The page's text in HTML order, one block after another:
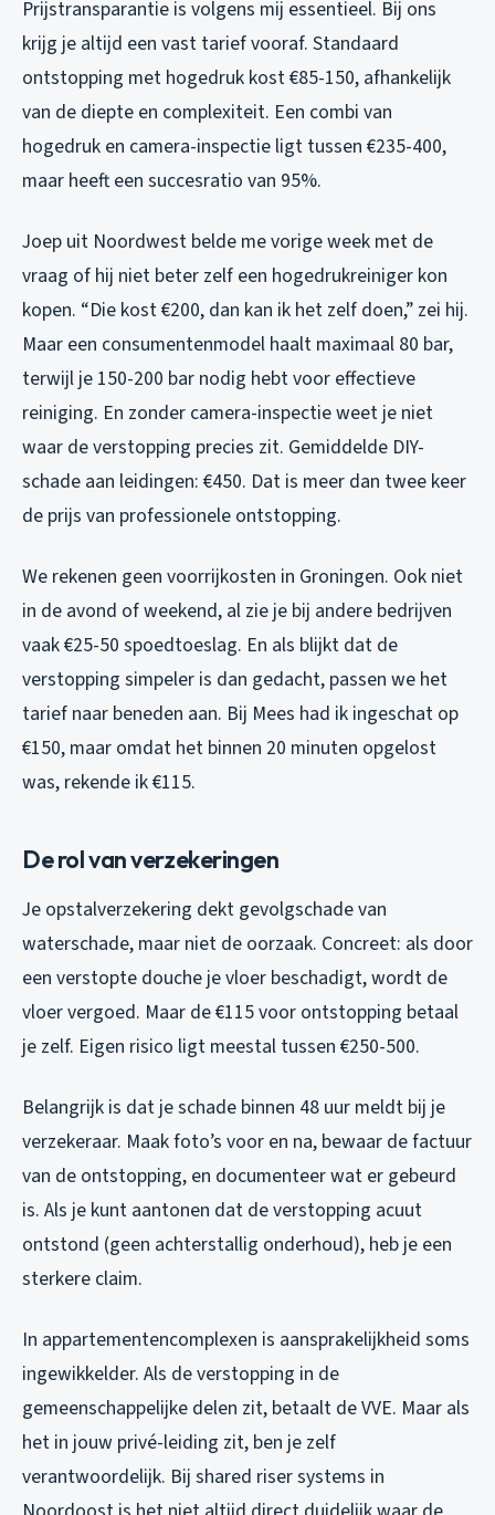
Prijstransparantie is volgens mij essentieel. Bij ons
krijg je altijd een vast tarief vooraf. Standaard
ontstopping met hogedruk kost €85-150, afhankelijk
van de diepte en complexiteit. Een combi van
hogedruk en camera-inspectie ligt tussen €235-400,
maar heeft een succesratio van 95%.
Joep uit Noordwest belde me vorige week met de
vraag of hij niet beter zelf een hogedrukreiniger kon
kopen. “Die kost €200, dan kan ik het zelf doen,” zei hij.
Maar een consumentenmodel haalt maximaal 80 bar,
terwijl je 150-200 bar nodig hebt voor effectieve
reiniging. En zonder camera-inspectie weet je niet
waar de verstopping precies zit. Gemiddelde DIY-
schade aan leidingen: €450. Dat is meer dan twee keer
de prijs van professionele ontstopping.
We rekenen geen voorrijkosten in Groningen. Ook niet
in de avond of weekend, al zie je bij andere bedrijven
vaak €25-50 spoedtoeslag. En als blijkt dat de
verstopping simpeler is dan gedacht, passen we het
tarief naar beneden aan. Bij Mees had ik ingeschat op
€150, maar omdat het binnen 20 minuten opgelost
was, rekende ik €115.
De rol van verzekeringen
Je opstalverzekering dekt gevolgschade van
waterschade, maar niet de oorzaak. Concreet: als door
een verstopte douche je vloer beschadigt, wordt de
vloer vergoed. Maar de €115 voor ontstopping betaal
je zelf. Eigen risico ligt meestal tussen €250-500.
Belangrijk is dat je schade binnen 48 uur meldt bij je
verzekeraar. Maak foto’s voor en na, bewaar de factuur
van de ontstopping, en documenteer wat er gebeurd
is. Als je kunt aantonen dat de verstopping acuut
ontstond (geen achterstallig onderhoud), heb je een
sterkere claim.
In appartementencomplexen is aansprakelijkheid soms
ingewikkelder. Als de verstopping in de
gemeenschappelijke delen zit, betaalt de VVE. Maar als
het in jouw privé-leiding zit, ben je zelf
verantwoordelijk. Bij shared riser systems in